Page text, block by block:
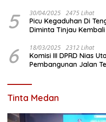
5 30/04/2025 2475 Lihat
Picu Kegaduhan Di
Diminta Tinjau
6 18/03/2025 2312 Lihat
Komisi III DPRD Nias
Pembangunan Jalan
Tinta Medan